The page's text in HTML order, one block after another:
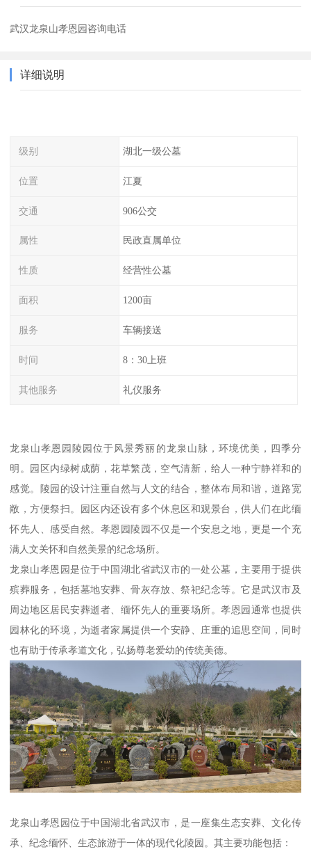
武汉龙泉山孝恩园咨询电话
详细说明
级别 湖北一级公墓
位置 江夏
交通 906公交
属性 民政直属单位
性质 经营性公墓
面积 1200亩
服务 车辆接送
时间 8：30上班
其他服务 礼仪服务
龙泉山孝恩园陵园位于风景秀丽的龙泉山脉，环境优美，四季分
明。园区内绿树成荫，花草繁茂，空气清新，给人一种宁静祥和的
感觉。陵园的设计注重自然与人文的结合，整体布局和谐，道路宽
敞，方便祭扫。园区内还设有多个休息区和观景台，供人们在此缅
怀先人、感受自然。孝恩园陵园不仅是一个安息之地，更是一个充
满人文关怀和自然美景的纪念场所。
龙泉山孝恩园是位于中国湖北省武汉市的一处公墓，主要用于提供
殡葬服务，包括墓地安葬、骨灰存放、祭祀纪念等。它是武汉市及
周边地区居民安葬逝者、缅怀先人的重要场所。孝恩园通常也提供
园林化的环境，为逝者家属提供一个安静、庄重的追思空间，同时
也有助于传承孝道文化，弘扬尊老爱幼的传统美德。
龙泉山孝恩园位于中国湖北省武汉市，是一座集生态安葬、文化传
承、纪念缅怀、生态旅游于一体的现代化陵园。其主要功能包括：